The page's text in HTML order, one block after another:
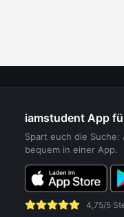
iamstudent App
Spart euch die
bequem in einer App.
4,75/5